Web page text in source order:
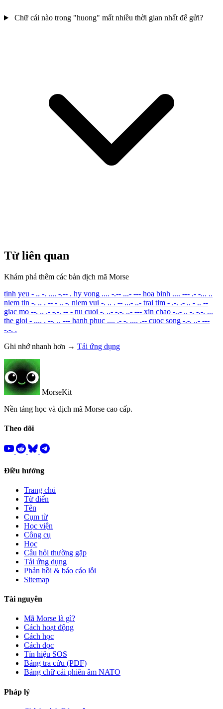
Chữ cái nào trong "huong" mất nhiều thời gian nhất để gửi?
Từ liên quan
Khám phá thêm các bản dịch mã Morse
tinh yeu - .. -. .... -.-- . hy vong .... -.-- ...- --- hoa binh .... --- .- -... ..
niem tin -. .. . -- - .. -. niem vui -. .. . -- ...- ..- trai tim - .-. .- .. - .. --
giac mo --. .. .- -.-. -- - nu cuoi -. ..- -.-. ..- --- xin chao -..- .. -. -.-. ...
the gioi - .... . --. .. --- hanh phuc .... .- -. .... .-- cuoc song -.-. ..- ---
-.-. .
Ghi nhớ nhanh hơn → Tải ứng dụng
MorseKit
Nền tảng học và dịch mã Morse cao cấp.
Theo dõi
Điều hướng
Trang chủ
Từ điển
Tên
Cụm từ
Học viện
Công cụ
Học
Câu hỏi thường gặp
Tải ứng dụng
Phản hồi & báo cáo lỗi
Sitemap
Tài nguyên
Mã Morse là gì?
Cách hoạt động
Cách học
Cách đọc
Tín hiệu SOS
Bảng tra cứu (PDF)
Bảng chữ cái phiên âm NATO
Pháp lý